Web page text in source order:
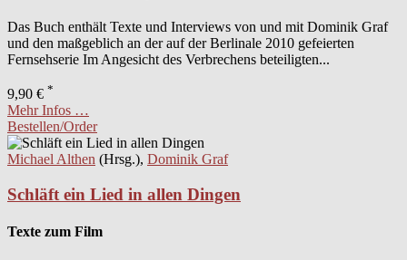
Das Buch enthält Texte und Interviews von und mit Dominik Graf
und den maßgeblich an der auf der Berlinale 2010 gefeierten
Fernsehserie Im Angesicht des Verbrechens beteiligten...
9,90 € *
Mehr Infos …
Bestellen/Order
Michael Althen (Hrsg.), Dominik Graf
Schläft ein Lied in allen Dingen
Texte zum Film